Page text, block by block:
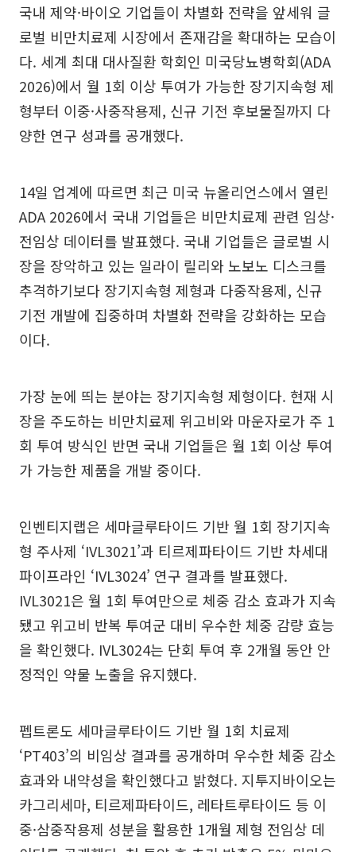
국내 제약·바이오 기업들이 차별화 전략을 앞세워 글
로벌 비만치료제 시장에서 존재감을 확대하는 모습이
다. 세계 최대 대사질환 학회인 미국당뇨병학회(ADA
2026)에서 월 1회 이상 투여가 가능한 장기지속형 제
형부터 이중·사중작용제, 신규 기전 후보물질까지 다
양한 연구 성과를 공개했다.
14일 업계에 따르면 최근 미국 뉴올리언스에서 열린
ADA 2026에서 국내 기업들은 비만치료제 관련 임상·
전임상 데이터를 발표했다. 국내 기업들은 글로벌 시
장을 장악하고 있는 일라이 릴리와 노보노 디스크를
추격하기보다 장기지속형 제형과 다중작용제, 신규
기전 개발에 집중하며 차별화 전략을 강화하는 모습
이다.
가장 눈에 띄는 분야는 장기지속형 제형이다. 현재 시
장을 주도하는 비만치료제 위고비와 마운자로가 주 1
회 투여 방식인 반면 국내 기업들은 월 1회 이상 투여
가 가능한 제품을 개발 중이다.
인벤티지랩은 세마글루타이드 기반 월 1회 장기지속
형 주사제 ‘IVL3021’과 티르제파타이드 기반 차세대
파이프라인 ‘IVL3024’ 연구 결과를 발표했다.
IVL3021은 월 1회 투여만으로 체중 감소 효과가 지속
됐고 위고비 반복 투여군 대비 우수한 체중 감량 효능
을 확인했다. IVL3024는 단회 투여 후 2개월 동안 안
정적인 약물 노출을 유지했다.
펩트론도 세마글루타이드 기반 월 1회 치료제
‘PT403’의 비임상 결과를 공개하며 우수한 체중 감소
효과와 내약성을 확인했다고 밝혔다. 지투지바이오는
카그리세마, 티르제파타이드, 레타트루타이드 등 이
중·삼중작용제 성분을 활용한 1개월 제형 전임상 데